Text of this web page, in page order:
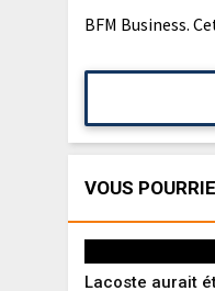
BFM Business.
VOUS
Lacoste aurait